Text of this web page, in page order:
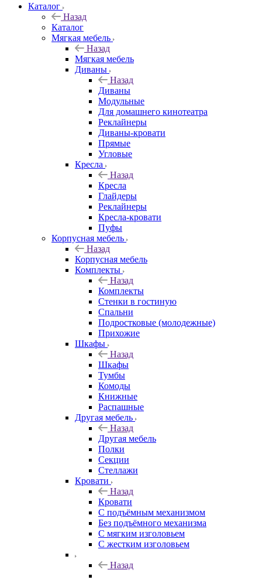
Каталог
Назад
Каталог
Мягкая мебель
Назад
Мягкая мебель
Диваны
Назад
Диваны
Модульные
Для домашнего кинотеатра
Реклайнеры
Диваны-кровати
Прямые
Угловые
Кресла
Назад
Кресла
Глайдеры
Реклайнеры
Кресла-кровати
Пуфы
Корпусная мебель
Назад
Корпусная мебель
Комплекты
Назад
Комплекты
Стенки в гостиную
Спальни
Подростковые (молодежные)
Прихожие
Шкафы
Назад
Шкафы
Тумбы
Комоды
Книжные
Распашные
Другая мебель
Назад
Другая мебель
Полки
Секции
Стеллажи
Кровати
Назад
Кровати
С подъёмным механизмом
Без подъёмного механизма
С мягким изголовьем
С жестким изголовьем
Назад